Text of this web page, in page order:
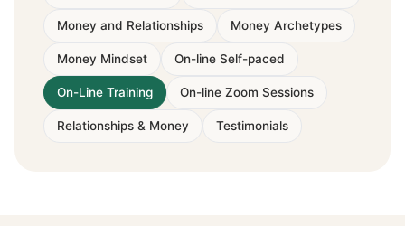
Money and Relationships Money Archetypes
Money Mindset On-line Self-paced
On-Line Training On-line Zoom Sessions
Relationships & Money Testimonials